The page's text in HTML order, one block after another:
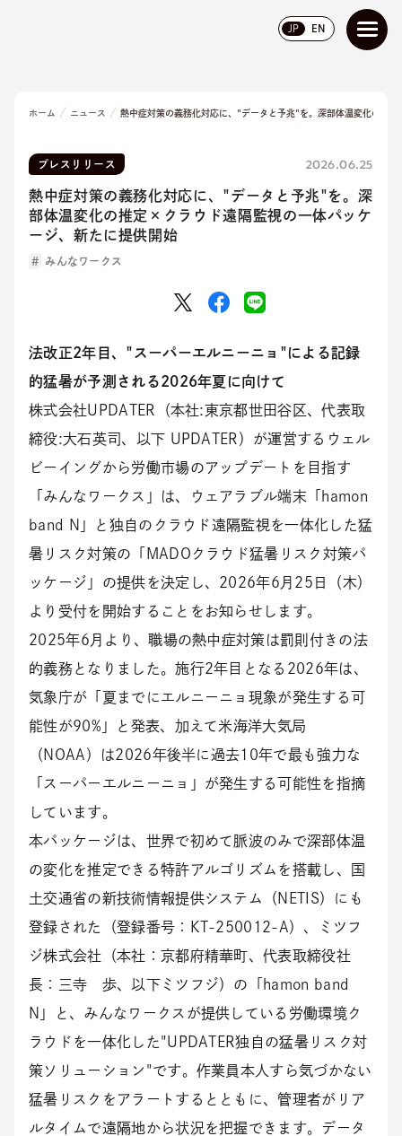
JP EN
ホーム ニュース 熱中症対策の義務化対応に、"データと予兆"を。深部体温変化の推
プレスリリース 2026.06.25
熱中症対策の義務化対応に、"データと予兆"を。深
部体温変化の推定×クラウド遠隔監視の一体パッケ
ージ、新たに提供開始
みんなワークス
法改正2年目、"スーパーエルニーニョ"による記録
的猛暑が予測される2026年夏に向けて
株式会社UPDATER（本社:東京都世田谷区、代表取
締役:大石英司、以下 UPDATER）が運営するウェル
ビーイングから労働市場のアップデートを目指す
「みんなワークス」は、ウェアラブル端末「hamon
band N」と独自のクラウド遠隔監視を一体化した猛
暑リスク対策の「MADOクラウド猛暑リスク対策パ
ッケージ」の提供を決定し、2026年6月25日（木）
より受付を開始することをお知らせします。
2025年6月より、職場の熱中症対策は罰則付きの法
的義務となりました。施行2年目となる2026年は、
気象庁が「夏までにエルニーニョ現象が発生する可
能性が90%」と発表、加えて米海洋大気局
（NOAA）は2026年後半に過去10年で最も強力な
「スーパーエルニーニョ」が発生する可能性を指摘
しています。
本パッケージは、世界で初めて脈波のみで深部体温
の変化を推定できる特許アルゴリズムを搭載し、国
土交通省の新技術情報提供システム（NETIS）にも
登録された（登録番号：KT-250012-A）、ミツフ
ジ株式会社（本社：京都府精華町、代表取締役社
長：三寺 歩、以下ミツフジ）の「hamon band
N」と、みんなワークスが提供している労働環境ク
ラウドを一体化した"UPDATER独自の猛暑リスク対
策ソリューション"です。作業員本人すら気づかない
猛暑リスクをアラートするとともに、管理者がリア
ルタイムで遠隔地から状況を把握できます。データ